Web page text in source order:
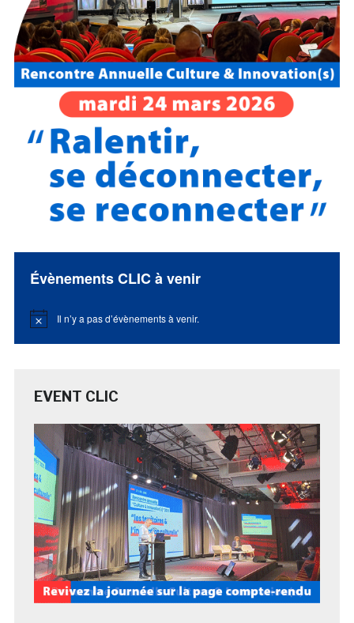
Évènements CLIC à venir
Notice Il n’y a pas d’évènements à venir.
EVENT CLIC